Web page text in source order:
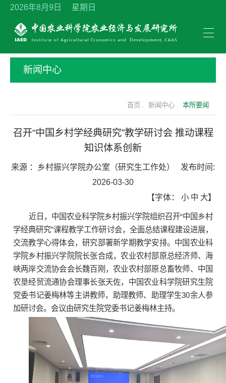
2026年8月9日 星期日
新闻中心
首页 . 新闻中心 . 本所要闻
召开“中国乡村学经典研究”教学研讨会 推动课程
知识体系创新
来源 ： 乡村振兴学院办公室（研究生工作处）
发布时间:
2026-03-30
【字体： 小 中 大】
近日， 中国农业科学院乡村振兴学院组织召开“中国乡村
学经典研究”课程教学工作研讨会，全面总结课程建设进展，
交流教学心得体会，研究部署新学期教学安排。中国农业科
学院乡村振兴学院院长张合成，农业农村部原总经济师、海
峡两岸交流协会会长魏百刚，农业农村部原总畜牧师、中国
农垦经贸流通协会理事长张天佐，中国农业科学院研究生院
党委书记姜梅林等主讲教师，助理教师、助理学生30余人参
加研讨会。会议由研究生院党委书记姜梅林主持。